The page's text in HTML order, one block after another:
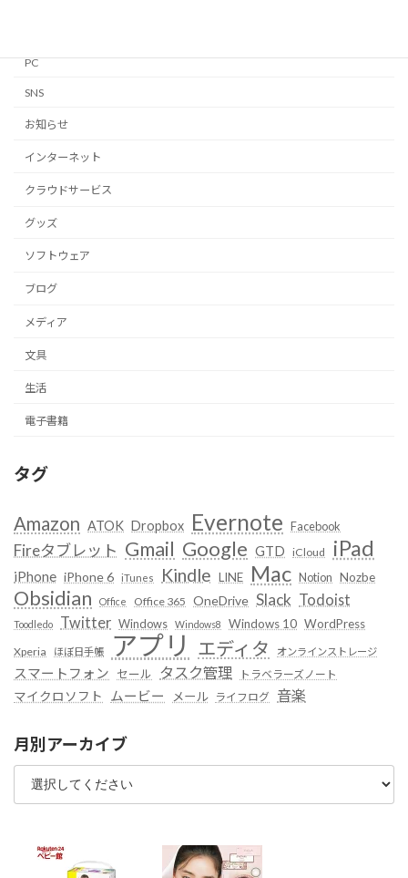
PC
SNS
お知らせ
インターネット
クラウドサービス
グッズ
ソフトウェア
ブログ
メディア
文具
生活
電子書籍
タグ
Amazon ATOK Dropbox Evernote Facebook
Fireタブレット Gmail Google GTD iCloud iPad
iPhone iPhone 6 iTunes Kindle LINE Mac Notion Nozbe
Obsidian Office Office 365 OneDrive Slack Todoist
Toodledo Twitter Windows Windows8 Windows 10 WordPress
Xperia ほぼ日手帳 アプリ エディタ オンラインストレージ
スマートフォン セール タスク管理 トラベラーズノート
マイクロソフト ムービー メール ライフログ 音楽
月別アーカイブ